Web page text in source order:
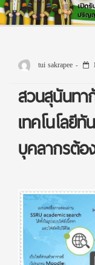
tui sakrapee
สวนสุนันทา
เทคโนโลยี
บุคลากรต้อ